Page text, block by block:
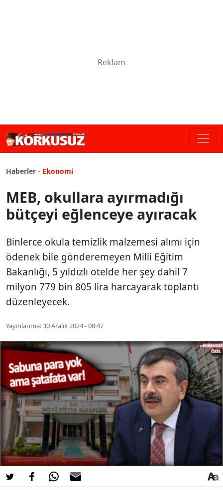
Haberler - Ekonomi
MEB, okullara ayırmadığı
bütçeyi eğlenceye ayıracak
Binlerce okula temizlik malzemesi alımı için
ödenek bile gönderemeyen Milli Eğitim
Bakanlığı, 5 yıldızlı otelde her şey dahil 7
milyon 779 bin 805 lira harcayarak toplantı
düzenleyecek.
Yayınlanma:30 Aralık 2024 - 08:47